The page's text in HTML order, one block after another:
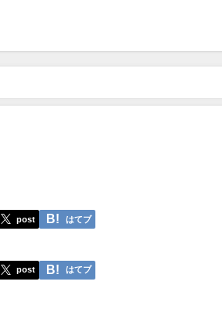
post はてブ
post はてブ